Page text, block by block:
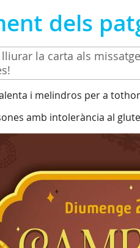
dels
la carta als
i melindros per a
amb intolerància al